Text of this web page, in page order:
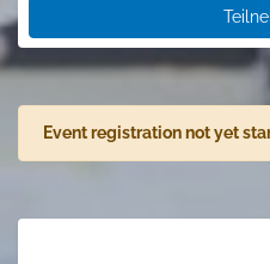
Event registration not yet